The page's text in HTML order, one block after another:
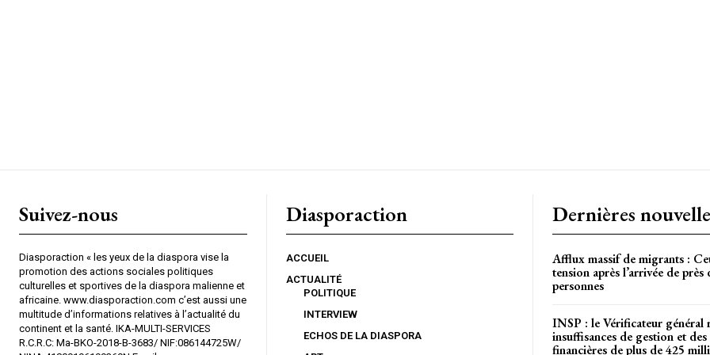
Suivez-nous
Diasporaction « les yeux de la diaspora vise la
promotion des actions sociales politiques
culturelles et sportives de la diaspora malienne et
africaine. www.diasporaction.com c’est aussi une
multitude d’informations relatives à l’actualité du
continent et la santé. IKA-MULTI-SERVICES
R.C.R.C: Ma-BKO-2018-B-3683/ NIF:086144725W/
Diasporaction
ACCUEIL
ACTUALITÉ
POLITIQUE
INTERVIEW
ECHOS DE LA DIASPORA
Dernières
Afflux massif de migrants :
tension après l’arrivée de près
personnes
INSP : le Vérificateur général
insuffisances de gestion et
financières de plus de 425